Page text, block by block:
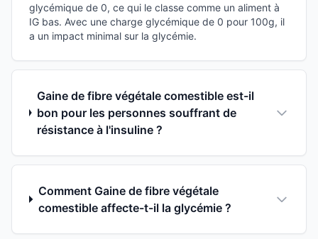
glycémique de 0, ce qui le classe comme un aliment à
IG bas. Avec une charge glycémique de 0 pour 100g, il
a un impact minimal sur la glycémie.
Gaine de fibre végétale comestible est-il
bon pour les personnes souffrant de
résistance à l'insuline ?
Comment Gaine de fibre végétale
comestible affecte-t-il la glycémie ?